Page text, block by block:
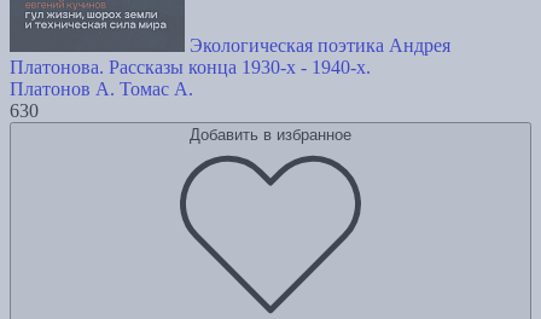
Экологическая поэтика Андрея
Платонова. Рассказы конца 1930-х - 1940-х.
Платонов А. Томас А.
630
Добавить в избранное